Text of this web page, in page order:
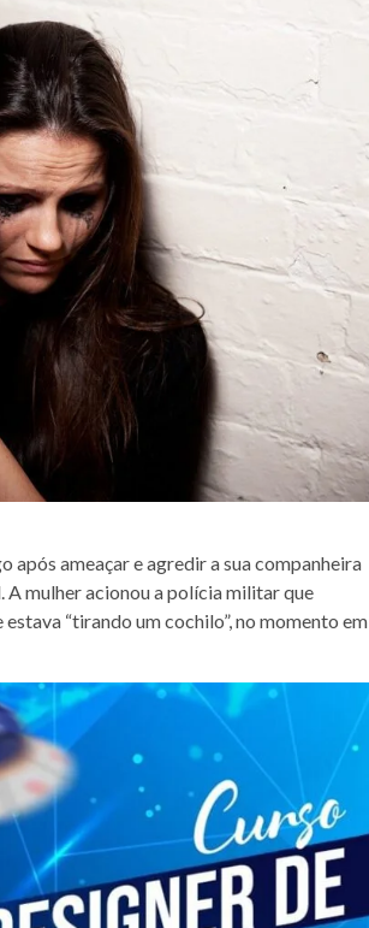
após ameaçar e agredir a sua companheira
A mulher acionou a polícia militar que
“tirando um cochilo”, no momento em